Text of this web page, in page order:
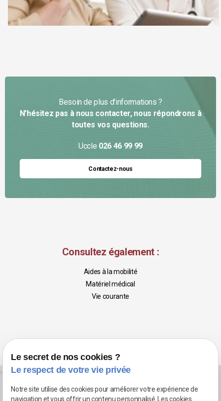
Besoin de plus d'informations ?
N'hésitez pas à nous contacter, nous répondrons à
toutes vos questions.
Uccle 026 46 99 99
Contactez-nous
Consultez également :
Aides à la mobilité
Matériel médical
Vie courante
Le secret de nos cookies ?
Le respect de votre vie privée
Notre site utilise des cookies pour améliorer votre expérience de
navigation et vous offrir un contenu personnalisé. Les cookies